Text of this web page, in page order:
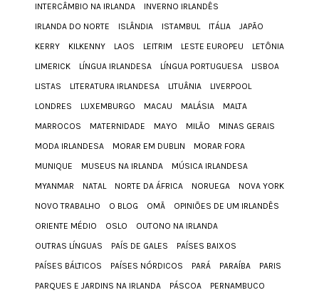
INTERCÂMBIO NA IRLANDA
INVERNO IRLANDÊS
IRLANDA DO NORTE
ISLÂNDIA ISTAMBUL ITÁLIA
JAPÃO
KERRY
KILKENNY LAOS LEITRIM LESTE EUROPEU
LETÔNIA
LIMERICK
LÍNGUA IRLANDESA LÍNGUA PORTUGUESA
LISBOA
LISTAS
LITERATURA IRLANDESA LITUÂNIA
LIVERPOOL
LONDRES
LUXEMBURGO MACAU MALÁSIA
MALTA
MARROCOS
MATERNIDADE MAYO MILÃO
MINAS GERAIS
MODA IRLANDESA
MORAR EM DUBLIN
MORAR FORA
MUNIQUE
MUSEUS NA IRLANDA
MÚSICA IRLANDESA
MYANMAR
NATAL NORTE DA ÁFRICA NORUEGA
NOVA YORK
NOVO TRABALHO
O BLOG OMÃ
OPINIÕES DE UM IRLANDÊS
ORIENTE MÉDIO
OSLO
OUTONO NA IRLANDA
OUTRAS LÍNGUAS
PAÍS DE GALES
PAÍSES BAIXOS
PAÍSES BÁLTICOS
PAÍSES NÓRDICOS PARÁ PARAÍBA
PARIS
PARQUES E JARDINS NA IRLANDA
PÁSCOA
PERNAMBUCO